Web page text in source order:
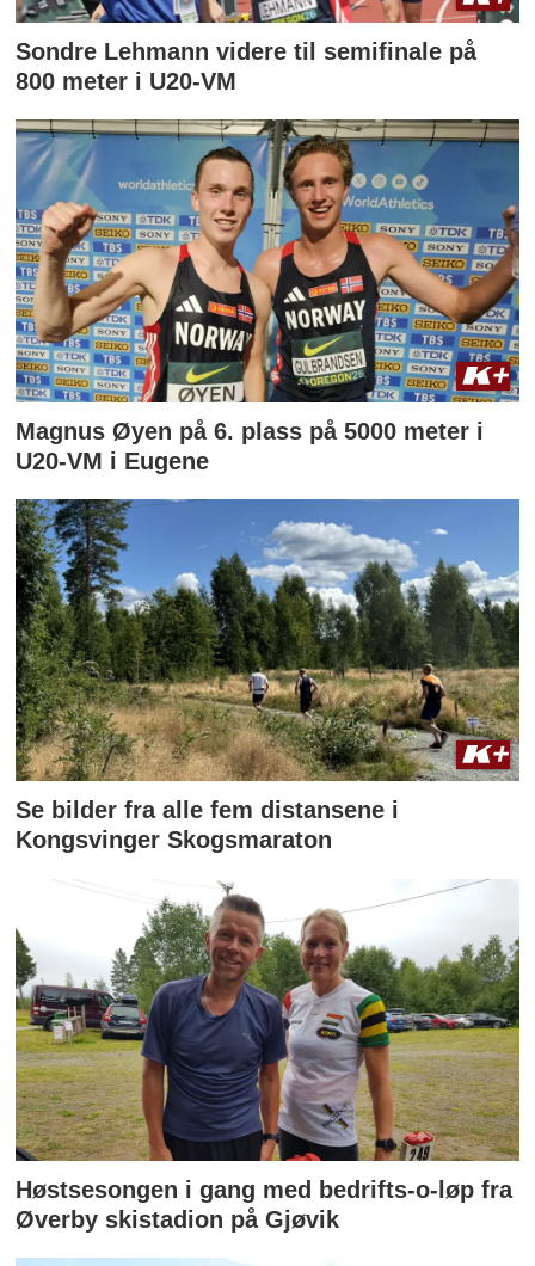
Sondre Lehmann videre til semifinale på
800 meter i U20-VM
Magnus Øyen på 6. plass på 5000 meter i
U20-VM i Eugene
Se bilder fra alle fem distansene i
Kongsvinger Skogsmaraton
Høstsesongen i gang med bedrifts-o-løp fra
Øverby skistadion på Gjøvik